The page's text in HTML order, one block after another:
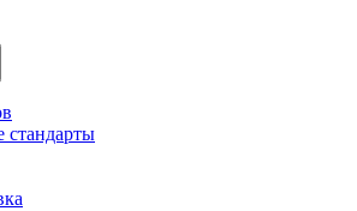
стандарты